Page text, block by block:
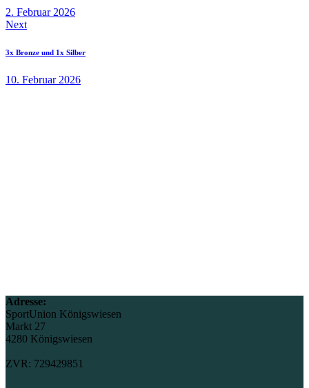
2. Februar 2026
Next
3x Bronze und 1x Silber
10. Februar 2026
Adresse:
SportUnion Königswiesen
Markt 27
4280 Königswiesen
ZVR: 729429851